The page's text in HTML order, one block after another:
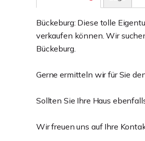
Bückeburg: Diese tolle
verkaufen können. Wir
Bückeburg.
Gerne ermitteln wir für Sie
Sollten Sie Ihre Haus
Wir freuen uns auf Ihre